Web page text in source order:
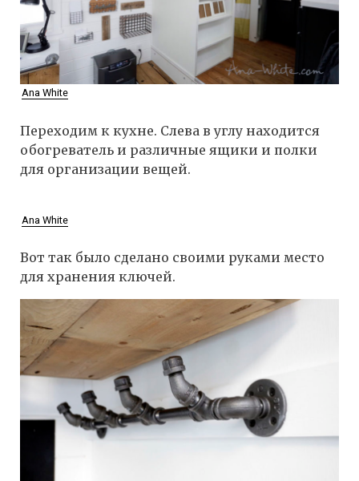
Ana White
Переходим к кухне. Слева в углу находится
обогреватель и различные ящики и полки
для организации вещей.
Ana White
Вот так было сделано своими руками место
для хранения ключей.